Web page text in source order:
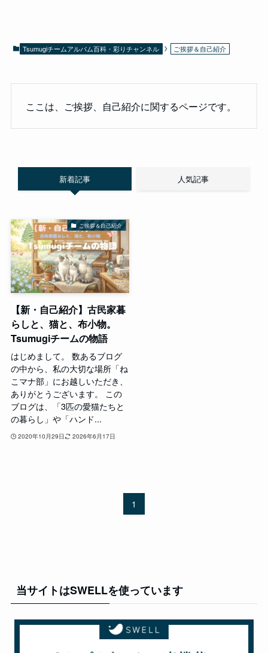
Tsumugiチームアルバム百科・彩りチャンネル ご挨拶＆自己紹介
ここは、ご挨拶、自己紹介に関するページです。
新着記事 人気記事
ご挨拶＆自己紹介
【新・自己紹介】古民家暮
らしと、猫と、布小物。
Tsumugiチームの物語
はじめまして。 数あるブログ
の中から、私の大切な場所「ね
こマナ部」にお越しいただき、
ありがとうございます。 この
ブログは、「3匹の愛猫たちと
の暮らし」や「ハンド...
2020年10月29日 2026年6月17日
1
当サイトはSWELLを使っています